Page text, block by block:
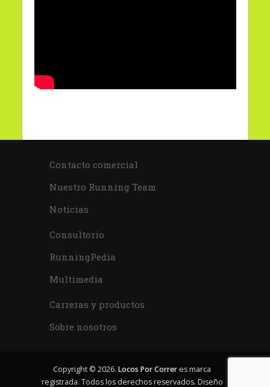
Contacto comercial
Nuestro Running Team
Noticias
Consultorio
RunningPedia
Multimedia
Carreras y productos
Sobre nosotros
Copyright © 2026. Locos Por Correr es marca
registrada. Todos los derechos reservados. Diseño